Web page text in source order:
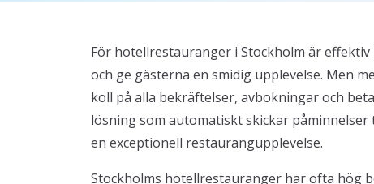
För hotellrestauranger i Stockholm är
och ge gästerna en smidig upplevelse. Men
koll på alla bekräftelser, avbokningar och
lösning som automatiskt skickar
en exceptionell restaurangupplevelse.
Stockholms hotellrestauranger har ofta hög